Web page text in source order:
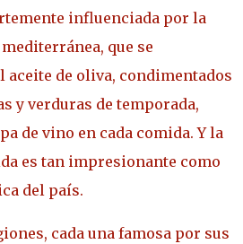
influenciada por la
que se
aceite de oliva, condimentados
y verduras de temporada,
de vino en cada comida. Y la
es tan impresionante como
del país.
cada una famosa por sus